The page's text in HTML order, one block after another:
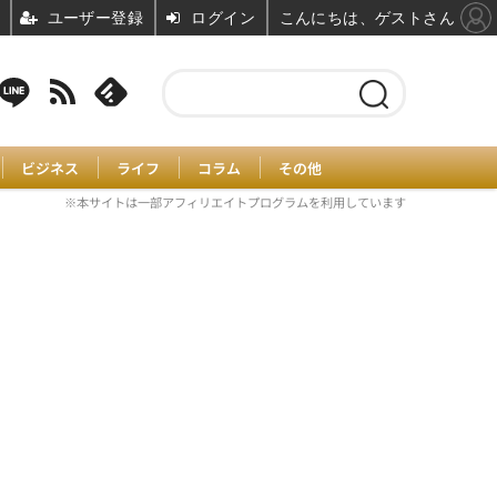
ビジネス ライフ コラム その他
※本サイトは一部アフィリエイトプログラムを利用しています
ユーザー登録 ログイン こんにちは、ゲストさん